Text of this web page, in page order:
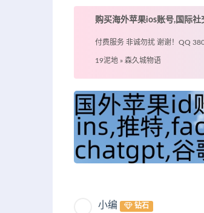
购买海外苹果ios账号,国际
付费服务 非诚勿扰 谢谢！QQ
19泥地 » 森久城物语
小编 钻石